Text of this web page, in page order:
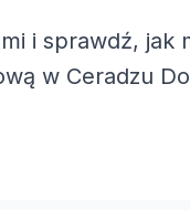
i sprawdź, jak
w Ceradzu